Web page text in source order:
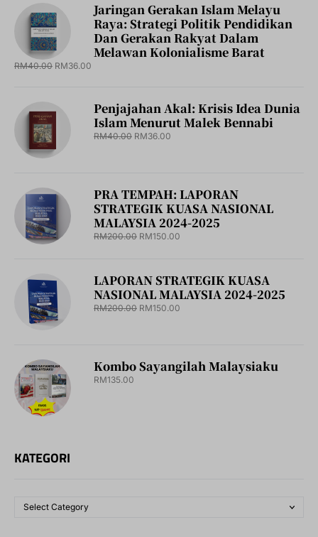
Jaringan Gerakan Islam Melayu
Raya: Strategi Politik Pendidikan
Dan Gerakan Rakyat Dalam
Melawan Kolonialisme Barat
RM40.00 RM36.00
Penjajahan Akal: Krisis Idea Dunia
Islam Menurut Malek Bennabi
RM40.00 RM36.00
PRA TEMPAH: LAPORAN
STRATEGIK KUASA NASIONAL
MALAYSIA 2024-2025
RM200.00 RM150.00
LAPORAN STRATEGIK KUASA
NASIONAL MALAYSIA 2024-2025
RM200.00 RM150.00
Kombo Sayangilah Malaysiaku
RM135.00
KATEGORI